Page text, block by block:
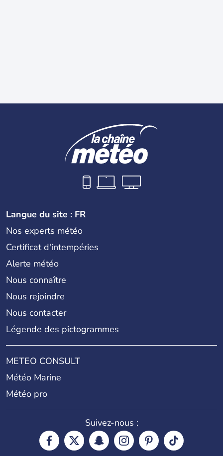
Langue du site : FR
Nos experts météo
Certificat d'intempéries
Alerte météo
Nous connaître
Nous rejoindre
Nous contacter
Légende des pictogrammes
METEO CONSULT
Météo Marine
Météo pro
Suivez-nous :